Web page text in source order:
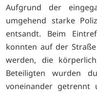
Aufgrund der
umgehend starke
entsandt. Beim
konnten auf der
werden, die
Beteiligten wurden
voneinander